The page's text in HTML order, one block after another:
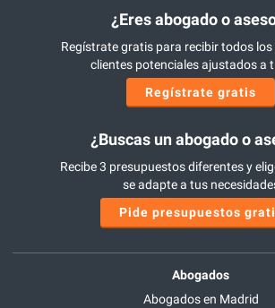
¿Eres abogado o
Regístrate gratis para recibir todos los
clientes potenciales ajustados a
Regístrate gratis
¿Buscas un abogado o
Recibe 3 presupuestos diferentes y
se adapte a tus
Pide presupuestos
Abogados
Abogados en Madrid